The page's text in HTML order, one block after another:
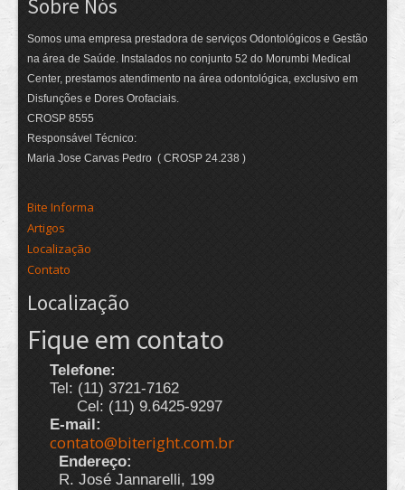
Sobre Nós
Somos uma empresa prestadora de serviços Odontológicos e Gestão
na área de Saúde. Instalados no conjunto 52 do Morumbi Medical
Center, prestamos atendimento na área odontológica, exclusivo em
Disfunções e Dores Orofaciais.
CROSP 8555
Responsável Técnico:
Maria Jose Carvas Pedro ( CROSP 24.238 )
Bite Informa
Artigos
Localização
Contato
Localização
Fique em contato
Telefone:
Tel: (11) 3721-7162
Cel: (11) 9.6425-9297
E-mail:
contato@biteright.com.br
Endereço:
R. José Jannarelli, 199